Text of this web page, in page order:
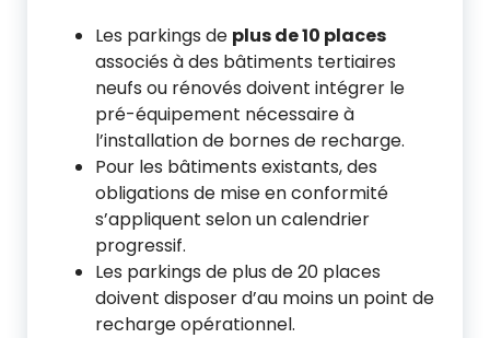
Les parkings de plus de 10 places
associés à des bâtiments tertiaires
neufs ou rénovés doivent intégrer le
pré-équipement nécessaire à
l’installation de bornes de recharge.
Pour les bâtiments existants, des
obligations de mise en conformité
s’appliquent selon un calendrier
progressif.
Les parkings de plus de 20 places
doivent disposer d’au moins un point de
recharge opérationnel.